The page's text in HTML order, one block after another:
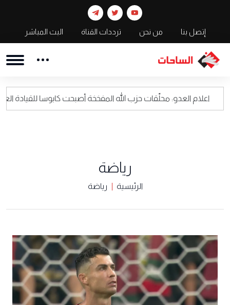
إتصل بنا من نحن ترددات القناة البث المباشر
محلّقات حزب الله المفخخة أصبحت كابوسا للقيادة العسكرية
رياضة
الرئيسية رياضة